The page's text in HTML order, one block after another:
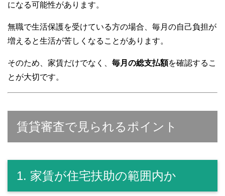
になる可能性があります。
無職で生活保護を受けている方の場合、毎月の自己負担が
増えると生活が苦しくなることがあります。
そのため、家賃だけでなく、 毎月の総支払額を確認するこ
とが大切です。
賃貸審査で見られるポイント
1. 家賃が住宅扶助の範囲内か